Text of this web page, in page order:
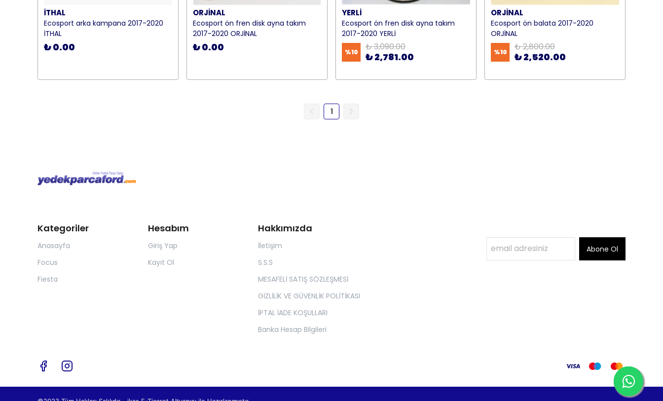
İTHAL
Ecosport arka kampana 2017-2020
İTHAL
₺ 0.00
ORJİNAL
Ecosport ön fren disk ayna takım
2017-2020 ORJİNAL
₺ 0.00
YERLİ
Ecosport ön fren disk ayna takım
2017-2020 YERLİ
%10 ₺ 3,090.00
₺ 2,781.00
ORJİNAL
Ecosport ön balata 2017-2020
ORJİNAL
%10 ₺ 2,800.00
₺ 2,520.00
1
Kategoriler
Anasayfa
Focus
Fiesta
Hesabım
Giriş Yap
Kayıt Ol
Hakkımızda
İletişim
S.S.S
MESAFELİ SATIŞ SÖZLEŞMESİ
GİZLİLİK VE GÜVENLİK POLİTİKASI
İPTAL İADE KOŞULLARI
Banka Hesap Bilgileri
Abone Ol